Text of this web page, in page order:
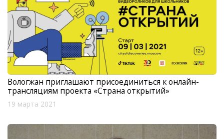
Вологжан приглашают присоединиться к онлайн-
трансляциям проекта «Страна открытий»
19 марта 2021